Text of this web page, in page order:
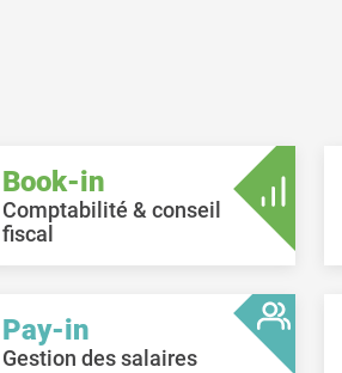
Book-in
Comptabilité & conseil
fiscal
Pay-in
Gestion des salaires